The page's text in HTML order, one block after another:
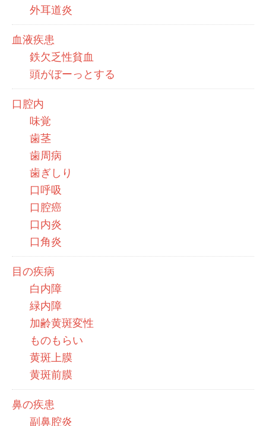
外耳道炎
血液疾患
鉄欠乏性貧血
頭がぼーっとする
口腔内
味覚
歯茎
歯周病
歯ぎしり
口呼吸
口腔癌
口内炎
口角炎
目の疾病
白内障
緑内障
加齢黄斑変性
ものもらい
黄斑上膜
黄斑前膜
鼻の疾患
副鼻腔炎